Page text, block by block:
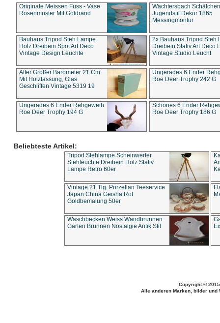
Originale Meissen Fuss - Vase
Rosenmuster Mit Goldrand
Wächtersbach Schälchen
Jugendstil Dekor 1865
Messingmontur
Bauhaus Tripod Steh Lampe
Holz Dreibein Spot Art Deco
Vintage Design Leuchte
2x Bauhaus Tripod Steh
Dreibein Stativ Art Deco
Vintage Studio Leucht
Alter Großer Barometer 21 Cm
Mit Holzfassung, Glas
Geschliffen Vintage 5319 19
Ungerades 6 Ender
Roe Deer Trophy 242 G
Ungerades 6 Ender Rehgeweih
Roe Deer Trophy 194 G
Schönes 6 Ender
Roe Deer Trophy 186 G
Beliebteste Artikel:
Tripod Stehlampe Scheinwerfer
Stehleuchte Dreibein Holz Stativ
Lampe Retro 60er
Vintage 21 Tlg. Porzellan Teeservice
Japan China Geisha Rot
Goldbemalung 50er
Waschbecken Weiss Wandbrunnen
Garten Brunnen Nostalgie Antik Stil
Copyright ©
Alle anderen Marken, bilder und